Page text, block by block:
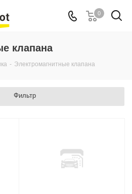
0
клапана
- Электромагнитные клапана
Фильтр